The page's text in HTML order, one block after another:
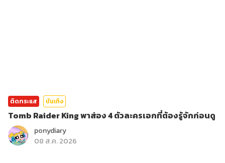
ติดกระแส บันเทิง
Tomb Raider King พาส่อง 4 ตัวละครเอกที่ต้องรู้จักก่อนดู
ponydiary
08 ส.ค. 2026